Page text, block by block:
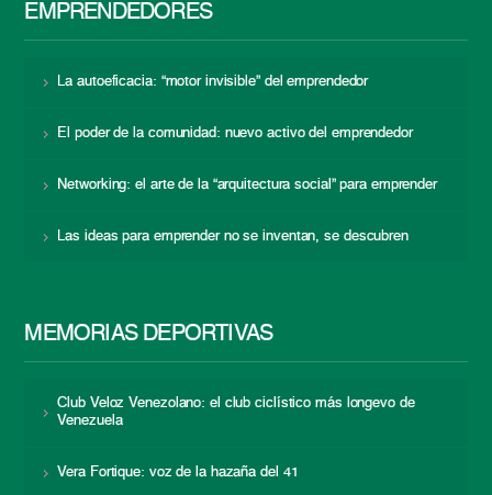
EMPRENDEDORES
La autoeficacia: “motor invisible” del emprendedor
El poder de la comunidad: nuevo activo del emprendedor
Networking: el arte de la “arquitectura social” para emprender
Las ideas para emprender no se inventan, se descubren
MEMORIAS DEPORTIVAS
Club Veloz Venezolano: el club ciclístico más longevo de
Venezuela
Vera Fortique: voz de la hazaña del 41